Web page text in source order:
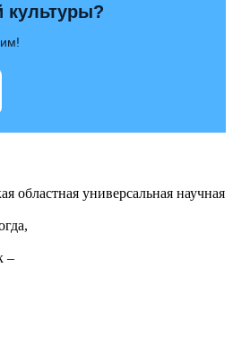
культуры?
областная универсальная научная
–